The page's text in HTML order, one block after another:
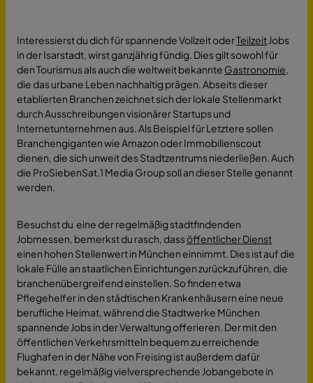
Interessierst du dich für spannende Vollzeit oderTeilzeit Jobs
in der Isarstadt, wirst ganzjährig fündig. Dies gilt sowohl für
den Tourismus als auch die weltweit bekannte Gastronomie,
die das urbane Leben nachhaltig prägen. Abseits dieser
etablierten Branchen zeichnet sich der lokale Stellenmarkt
durch Ausschreibungen visionärer Startups und
Internetunternehmen aus. Als Beispiel für Letztere sollen
Branchengiganten wie Amazon oder Immobilienscout
dienen, die sich unweit des Stadtzentrums niederließen. Auch
die ProSiebenSat.1 Media Group soll an dieser Stelle genannt
werden.
Besuchst du eine der regelmäßig stadtfindenden
Jobmessen, bemerkst du rasch, dassöffentlicher Dienst
einen hohen Stellenwert in München einnimmt. Dies ist auf die
lokale Fülle an staatlichen Einrichtungen zurückzuführen, die
branchenübergreifend einstellen. So finden etwa
Pflegehelfer in den städtischen Krankenhäusern eine neue
berufliche Heimat, während die Stadtwerke München
spannende Jobs in der Verwaltung offerieren. Der mit den
öffentlichen Verkehrsmitteln bequem zu erreichende
Flughafen in der Nähe von Freising ist außerdem dafür
bekannt, regelmäßig vielversprechende Jobangebote in